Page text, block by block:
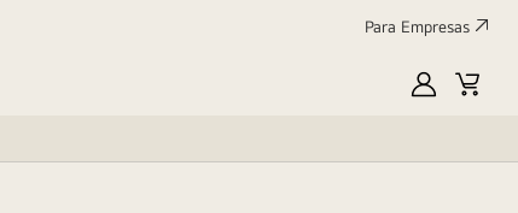
Para Empresas
MyLGCart